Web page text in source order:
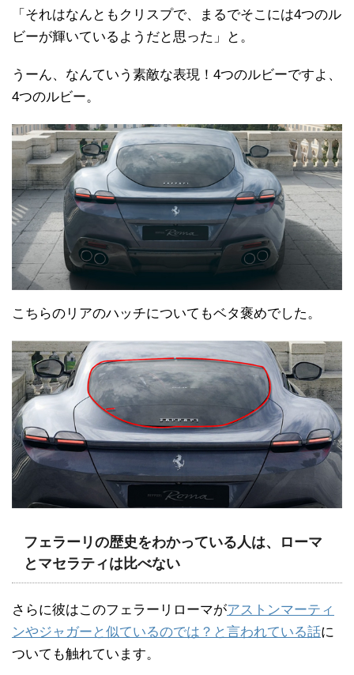
「それはなんともクリスプで、まるでそこには4つのル
ビーが輝いているようだと思った」と。
うーん、なんていう素敵な表現！4つのルビーですよ、
4つのルビー。
こちらのリアのハッチについてもベタ褒めでした。
フェラーリの歴史をわかっている人は、ローマ
とマセラティは比べない
さらに彼はこのフェラーリローマがアストンマーティ
ンやジャガーと似ているのでは？と言われている話に
ついても触れています。